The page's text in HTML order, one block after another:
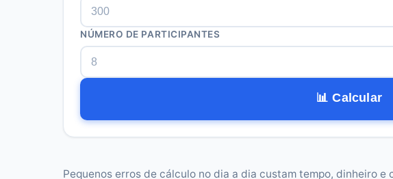
NÚMERO DE PARTICIPANTES
📊 Calcular
Pequenos erros de cálculo no dia a dia custam tempo, dinheiro